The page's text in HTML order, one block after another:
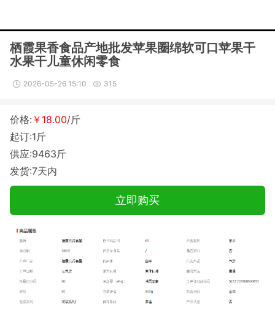
栖霞果香食品产地批发苹果圈绵软可口苹果干
水果干儿童休闲零食
2026-05-26 15:10 315
价格: ￥18.00/斤
起订:1斤
供应:9463斤
发货:7天内
立即购买